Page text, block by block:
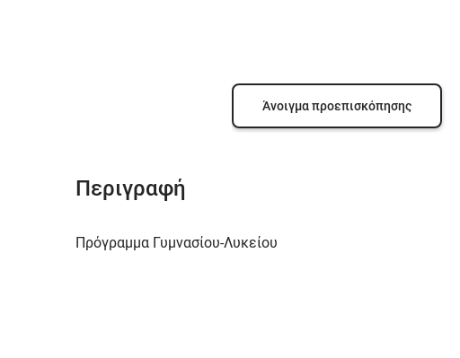
Άνοιγμα προεπισκόπησης
Περιγραφή
Πρόγραμμα Γυμνασίου-Λυκείου